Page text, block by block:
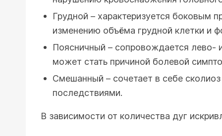
Грудной – характеризуется боковым
изменению объёма грудной клетки и
Поясничный – сопровождается лево-
может стать причиной болевой
Смешанный – сочетает в себе
последствиями.
В зависимости от количества дуг